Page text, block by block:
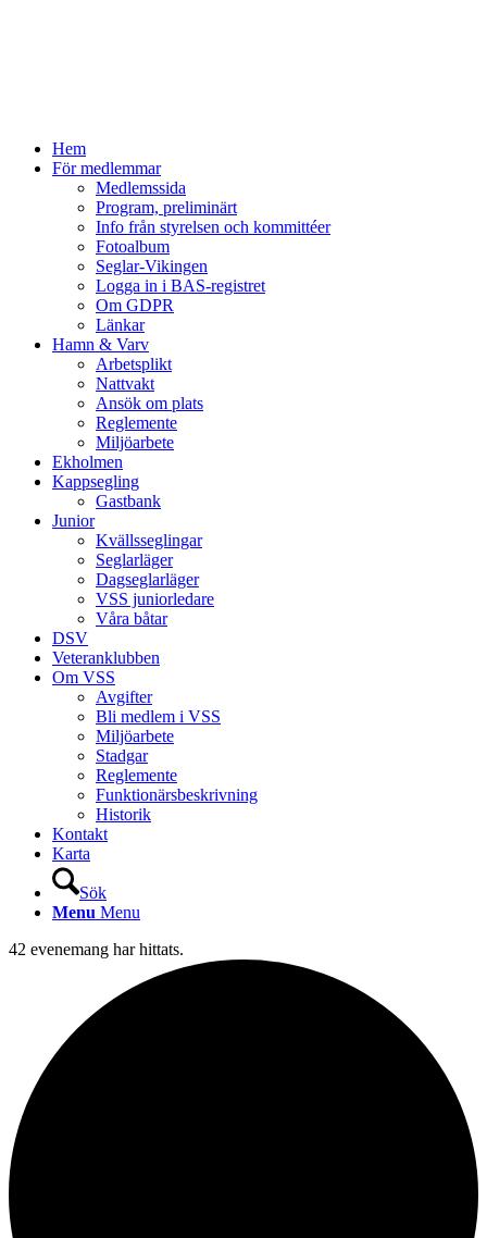
Hem
För medlemmar
Medlemssida
Program, preliminärt
Info från styrelsen och kommittéer
Fotoalbum
Seglar-Vikingen
Logga in i BAS-registret
Om GDPR
Länkar
Hamn & Varv
Arbetsplikt
Nattvakt
Ansök om plats
Reglemente
Miljöarbete
Ekholmen
Kappsegling
Gastbank
Junior
Kvällsseglingar
Seglarläger
Dagseglarläger
VSS juniorledare
Våra båtar
DSV
Veteranklubben
Om VSS
Avgifter
Bli medlem i VSS
Miljöarbete
Stadgar
Reglemente
Funktionärsbeskrivning
Historik
Kontakt
Karta
Sök
Menu Menu
42 evenemang har hittats.